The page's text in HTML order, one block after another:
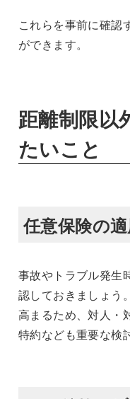
これらを事前に確認
ができます。
距離制限以
たいこと
任意保険の
事故やトラブル発生
認しておきましょう
高まるため、対人・
特約なども重要な検